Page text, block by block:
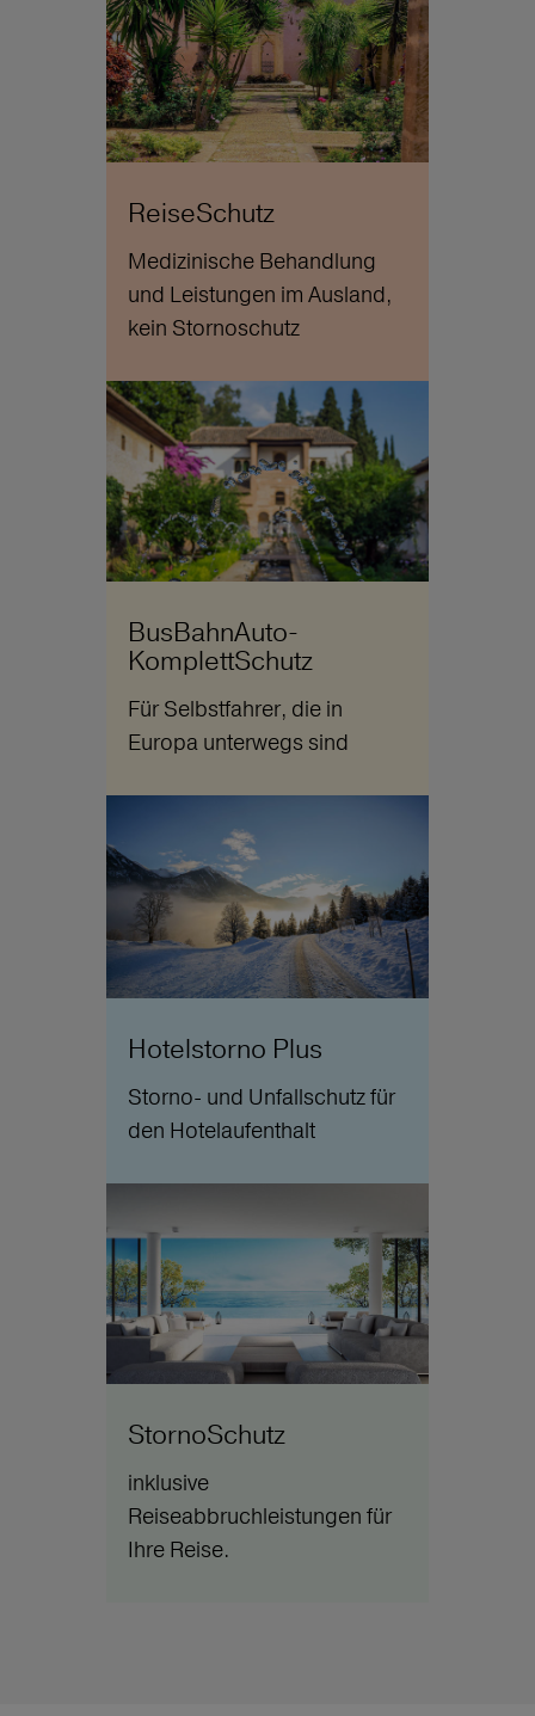
ReiseSchutz
Medizinische Behandlung
und Leistungen im Ausland,
kein Stornoschutz
BusBahnAuto-
KomplettSchutz
Für Selbstfahrer, die in
Europa unterwegs sind
Hotelstorno Plus
Storno- und Unfallschutz für
den Hotelaufenthalt
StornoSchutz
inklusive
Reiseabbruchleistungen für
Ihre Reise.